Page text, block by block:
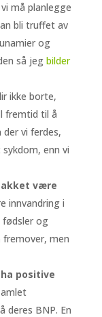
må planlegge
bli truffet av
og
så jeg bilder
ikke borte,
fremtid til å
vi ferdes,
enn vi
være
innvandring i
fødsler og
fremover, men
positive
deres BNP. En